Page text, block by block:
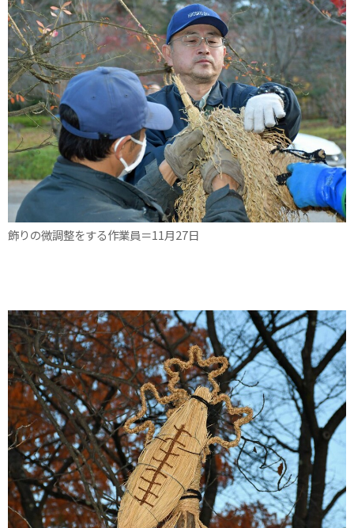
飾りの微調整をする作業員＝11月27日